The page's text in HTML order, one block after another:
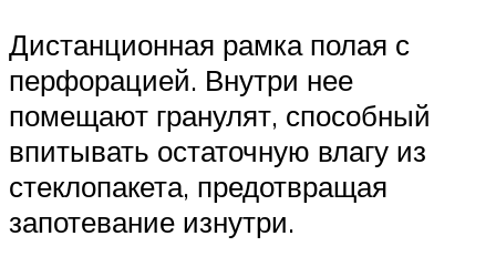
Дистанционная рамка полая с
перфорацией. Внутри нее
помещают гранулят, способный
впитывать остаточную влагу из
стеклопакета, предотвращая
запотевание изнутри.